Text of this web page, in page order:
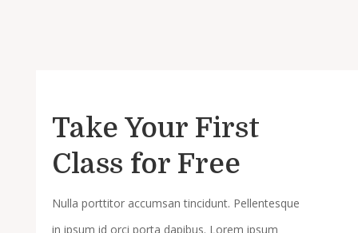
Take Your First
Class for Free
Nulla porttitor accumsan tincidunt. Pellentesque
in ipsum id orci porta dapibus. Lorem ipsum